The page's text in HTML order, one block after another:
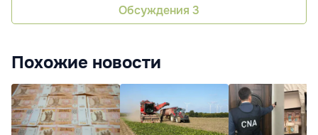
Обсуждения 3
Похожие новости